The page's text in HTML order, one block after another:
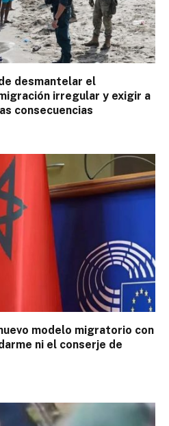
desmantelar el
irregular y exigir a
consecuencias
modelo migratorio con
ni el conserje de